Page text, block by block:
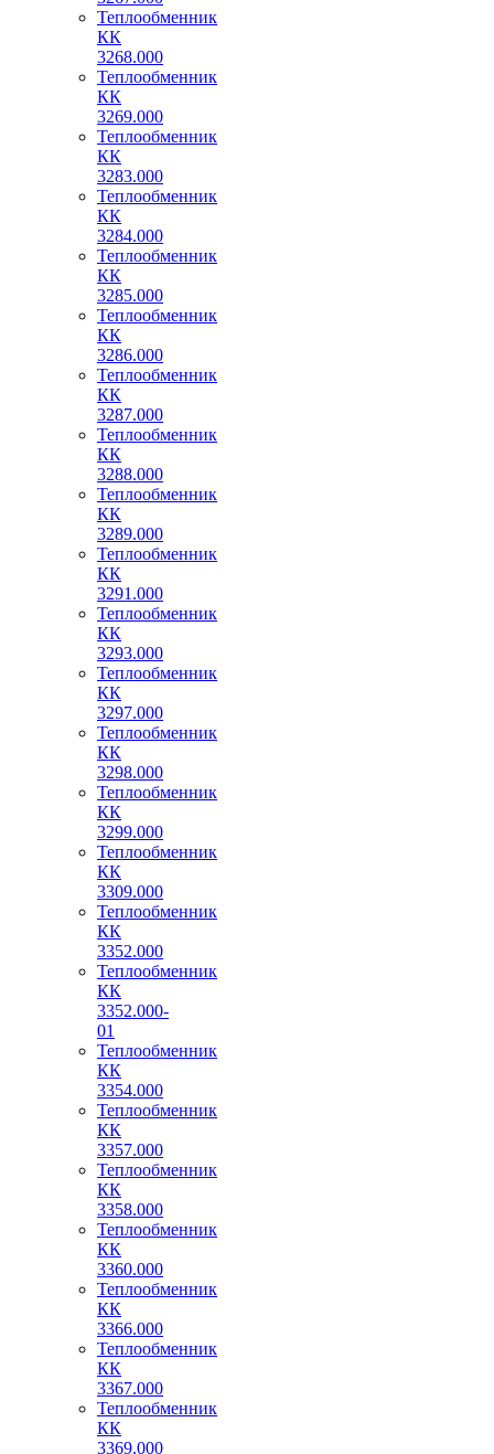
Теплообменник
КК
3268.000
Теплообменник
КК
3269.000
Теплообменник
КК
3283.000
Теплообменник
КК
3284.000
Теплообменник
КК
3285.000
Теплообменник
КК
3286.000
Теплообменник
КК
3287.000
Теплообменник
КК
3288.000
Теплообменник
КК
3289.000
Теплообменник
КК
3291.000
Теплообменник
КК
3293.000
Теплообменник
КК
3297.000
Теплообменник
КК
3298.000
Теплообменник
КК
3299.000
Теплообменник
КК
3309.000
Теплообменник
КК
3352.000
Теплообменник
КК
3352.000-
01
Теплообменник
КК
3354.000
Теплообменник
КК
3357.000
Теплообменник
КК
3358.000
Теплообменник
КК
3360.000
Теплообменник
КК
3366.000
Теплообменник
КК
3367.000
Теплообменник
КК
3369.000